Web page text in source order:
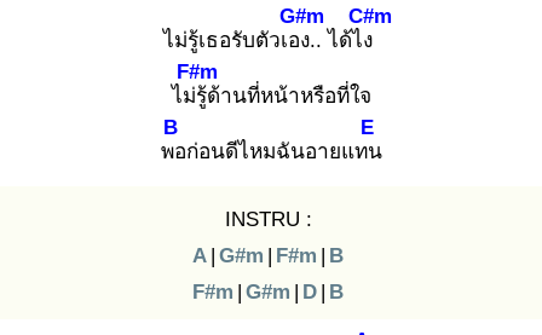
ไม่รู้เธอรับตัวเอง
G#m
.. ได้ไง
C#m
ไม่รู้
F#m
ด้านที่หน้าหรือที่ใจ
พอ
B
ก่อนดีไหมฉันอายแทน
E
INSTRU :
A | G#m | F#m | B
F#m | G#m | D | B